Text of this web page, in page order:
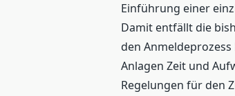
Einführung einer
Damit entfällt die
den
Anlagen Zeit und
Regelungen für den